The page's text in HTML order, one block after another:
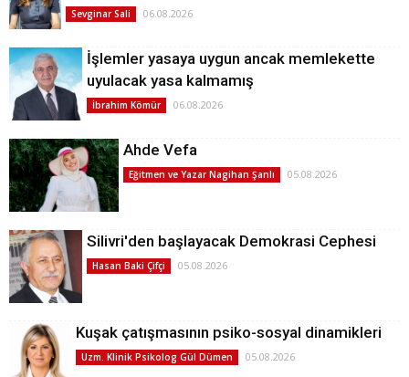
Sevginar Sali 06.08.2026
İşlemler yasaya uygun ancak memlekette
uyulacak yasa kalmamış
İbrahim Kömür 06.08.2026
Ahde Vefa
Eğitmen ve Yazar Nagihan Şanlı 05.08.2026
Silivri'den başlayacak Demokrasi Cephesi
Hasan Baki Çifçi 05.08.2026
Kuşak çatışmasının psiko-sosyal dinamikleri
Uzm. Klinik Psikolog Gül Dümen 05.08.2026